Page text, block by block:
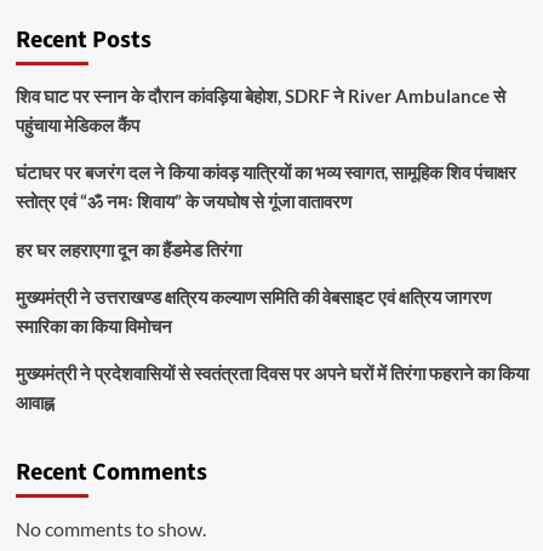
Recent Posts
शिव घाट पर स्नान के दौरान कांवड़िया बेहोश, SDRF ने River Ambulance से
पहुंचाया मेडिकल कैंप
घंटाघर पर बजरंग दल ने किया कांवड़ यात्रियों का भव्य स्वागत, सामूहिक शिव पंचाक्षर
स्तोत्र एवं “ॐ नमः शिवाय” के जयघोष से गूंजा वातावरण
हर घर लहराएगा दून का हैंडमेड तिरंगा
मुख्यमंत्री ने उत्तराखण्ड क्षत्रिय कल्याण समिति की वेबसाइट एवं क्षत्रिय जागरण
स्मारिका का किया विमोचन
मुख्यमंत्री ने प्रदेशवासियों से स्वतंत्रता दिवस पर अपने घरों में तिरंगा फहराने का किया
आवाह्न
Recent Comments
No comments to show.